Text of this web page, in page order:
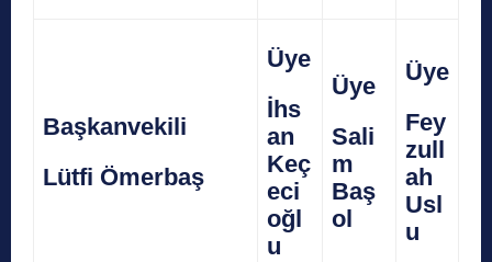
Başkanvekili
Lütfi Ömerbaş
Üye
İhs
an
Keç
eci
oğl
u
Üye
Sali
m
Baş
ol
Üye
Fey
zull
ah
Usl
u